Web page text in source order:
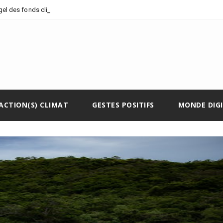
des fonds climatiques
CLIMAT GESTES POSITIFS MONDE